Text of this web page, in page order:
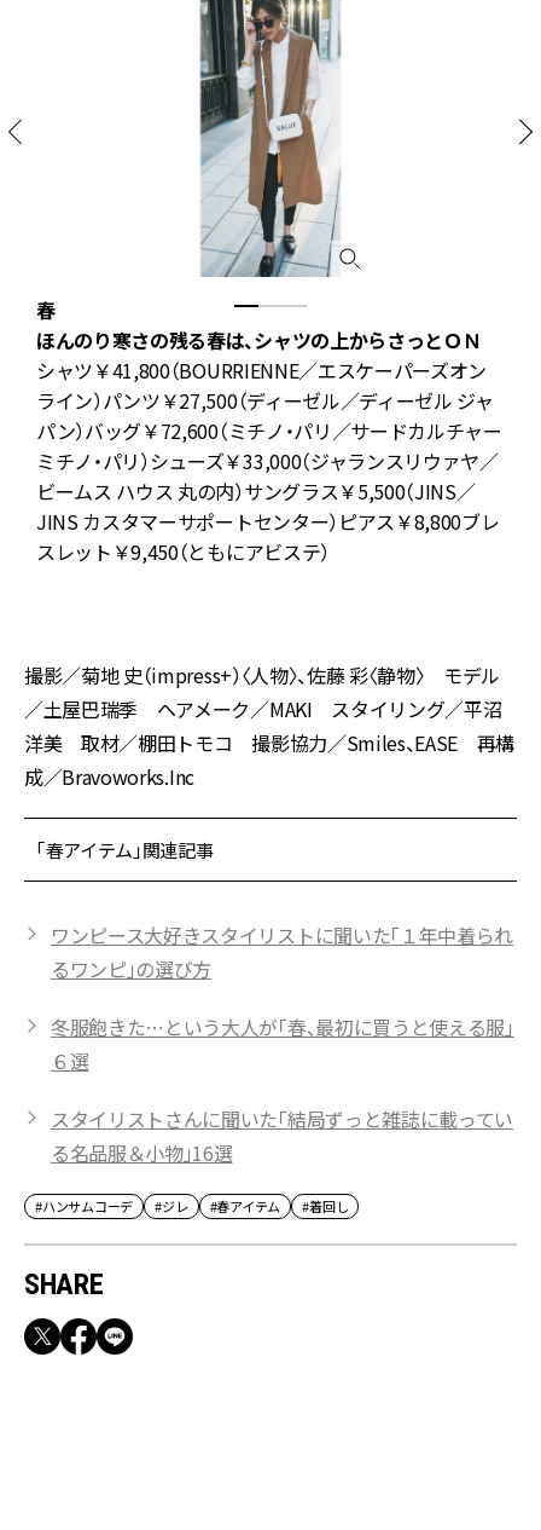
春
ほんのり寒さの残る春は、シャツの上からさっとＯＮ
シャツ￥41,800（BOURRIENNE／エスケーパーズオン
ライン）パンツ￥27,500（ディーゼル／ディーゼル ジャ
パン）バッグ￥72,600（ミチノ・パリ／サードカルチャー
ミチノ・パリ）シューズ￥33,000（ジャランスリウァヤ／
ビームス ハウス 丸の内）サングラス￥5,500（JINS／
JINS カスタマーサポートセンター）ピアス￥8,800ブレ
スレット￥9,450（ともにアビステ）
撮影／菊地 史（impress+）〈人物〉、佐藤 彩〈静物〉 モデル
／土屋巴瑞季 ヘアメーク／MAKI スタイリング／平沼
洋美 取材／棚田トモコ 撮影協力／Smiles、EASE 再構
成／Bravoworks.Inc
「春アイテム」関連記事
ワンピース大好きスタイリストに聞いた「１年中着られ
るワンピ」の選び方
冬服飽きた…という大人が「春、最初に買うと使える服」
６選
スタイリストさんに聞いた「結局ずっと雑誌に載ってい
る名品服＆小物」16選
#ハンサムコーデ #ジレ #春アイテム #着回し
SHARE